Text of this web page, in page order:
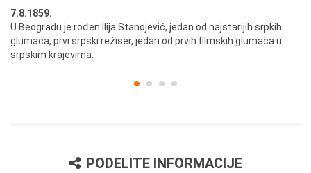
7.8.1859.
U Beogradu je rođen Ilija Stanojević, jedan od najstarijih srpkih
glumaca, prvi srpski režiser, jedan od prvih filmskih glumaca u
srpskim krajevima.
PODELITE INFORMACIJE